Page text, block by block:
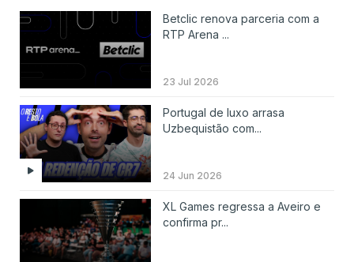
Betclic renova parceria com a
RTP Arena ...
23 Jul 2026
Portugal de luxo arrasa
Uzbequistão com...
24 Jun 2026
XL Games regressa a Aveiro e
confirma pr...